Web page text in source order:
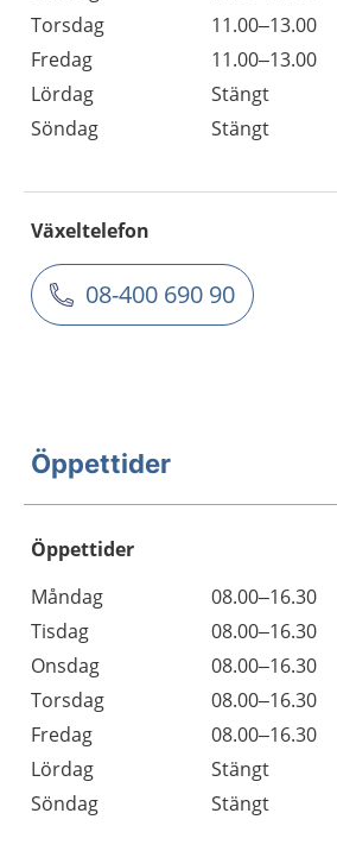
Torsdag
11.00–13.00
Fredag
11.00–13.00
Lördag
Stängt
Söndag
Stängt
Växeltelefon
08-400 690 90
Öppettider
Öppettider
Dag
Öppettider
Kommentarer
Måndag
08.00–16.30
Tisdag
08.00–16.30
Onsdag
08.00–16.30
Torsdag
08.00–16.30
Fredag
08.00–16.30
Lördag
Stängt
Söndag
Stängt